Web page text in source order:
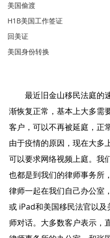
美国偷渡
H1B美国工作签证
回美证
美国身份转换
渐恢复正常，基本上大多需
客户，可以不再被延庭，正
由于疫情的原因，现在大多
可以要求网络视频上庭。我
也都是到我们的律师事务所
律师一起在我们自己办公室
或 iPad和美国移民法官以及
师对话。大多数客户表示，